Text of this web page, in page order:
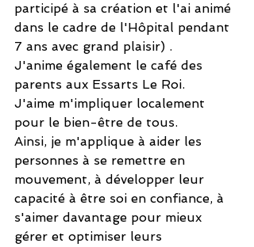
participé à sa création et l'ai animé
dans le cadre de l'Hôpital pendant
7 ans avec grand plaisir) .
J'anime également le café des
parents aux Essarts Le Roi.
J'aime m'impliquer localement
pour le bien-être de tous.
Ainsi, je m'applique à aider les
personnes à se remettre en
mouvement, à développer leur
capacité à être soi en confiance, à
s'aimer davantage pour mieux
gérer et optimiser leurs